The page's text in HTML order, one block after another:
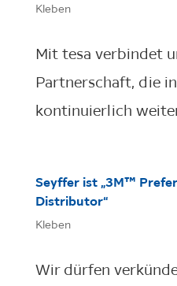
Kleben
Mit tesa verbindet
Partnerschaft, die
kontinuierlich
Seyffer ist „3M™
Distributor“
Kleben
Wir dürfen